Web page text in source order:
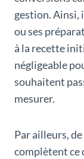
gestion. Ainsi,
ou ses
à la recette
négligeable
souhaitent
mesurer.
Par ailleurs,
complètent ce